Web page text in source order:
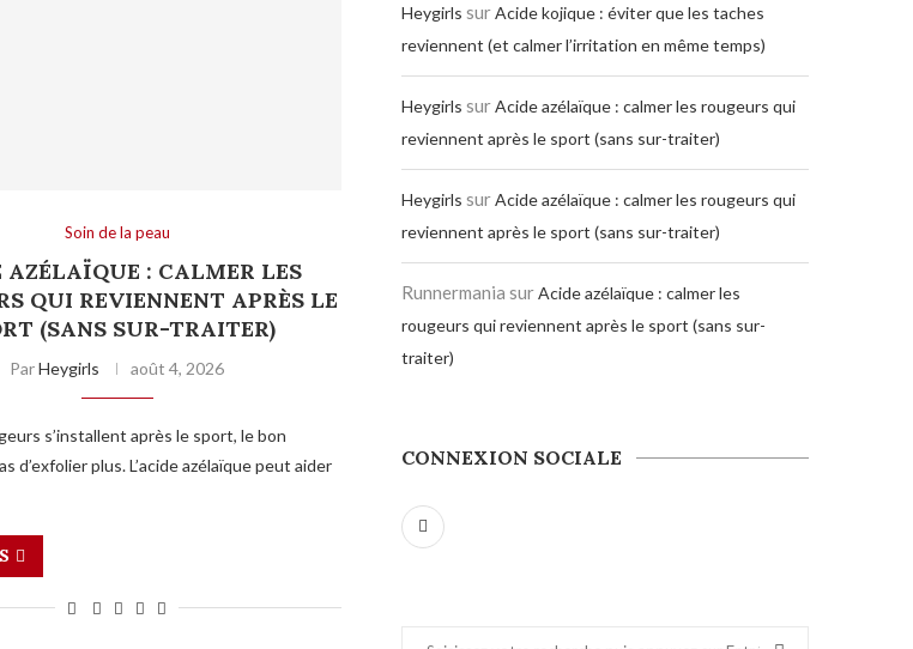
Soin de la peau
AZÉLAÏQUE : CALMER LES
QUI REVIENNENT APRÈS LE
(SANS SUR-TRAITER)
ParHeygirls août 4, 2026
s’installent après le sport, le bon
d’exfolier plus. L’acide azélaïque peut aider
Heygirls surAcide kojique : éviter que les taches
reviennent (et calmer l’irritation en même temps)
Heygirls surAcide azélaïque : calmer les rougeurs qui
reviennent après le sport (sans sur-traiter)
Heygirls surAcide azélaïque : calmer les rougeurs qui
reviennent après le sport (sans sur-traiter)
Runnermania surAcide azélaïque : calmer les
rougeurs qui reviennent après le sport (sans sur-
traiter)
CONNEXION SOCIALE